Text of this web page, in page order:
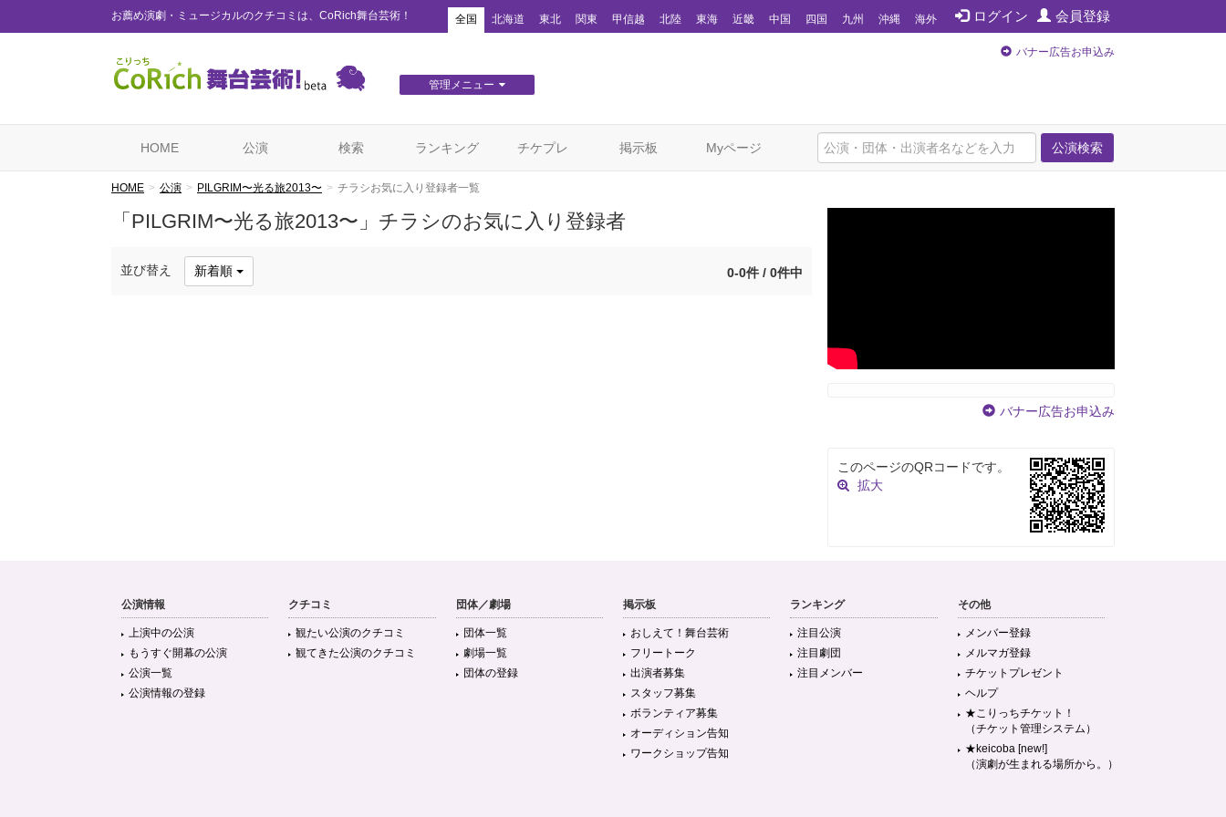
お薦め演劇・ミュージカルのクチコミは、CoRich舞台芸術！ ログイン 会員登録
全国 北海道 東北 関東 甲信越 北陸 東海 近畿 中国 四国 九州 沖縄 海外
管理メニュー
バナー広告お申込み
公演検索
HOME 公演 検索 ランキング チケプレ 掲示板 Myページ
HOME 公演 PILGRIM〜光る旅2013〜 チラシお気に入り登録者一覧
「PILGRIM〜光る旅2013〜」チラシのお気に入り登録者
並び替え 新着順 0-0件 / 0件中
バナー広告お申込み
このページのQRコードです。
拡大
公演情報
上演中の公演
もうすぐ開幕の公演
公演一覧
公演情報の登録
クチコミ
観たい公演のクチコミ
観てきた公演のクチコミ
団体／劇場
団体一覧
劇場一覧
団体の登録
掲示板
おしえて！舞台芸術
フリートーク
出演者募集
スタッフ募集
ボランティア募集
オーディション告知
ワークショップ告知
ランキング
注目公演
注目劇団
注目メンバー
その他
メンバー登録
メルマガ登録
チケットプレゼント
ヘルプ
★こりっちチケット！
（チケット管理システム）
★keicoba [new!]
（演劇が生まれる場所から。）